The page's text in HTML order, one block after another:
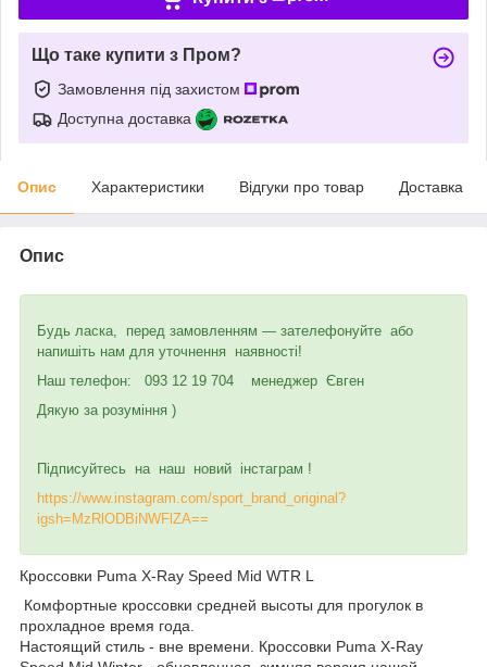
Що таке купити з Пром?
Замовлення під захистом
Доступна доставка
Опис Характеристики Відгуки про товар Доставка
Опис
Будь ласка, перед замовленням — зателефонуйте або
напишіть нам для уточнення наявності!
Наш телефон: 093 12 19 704 менеджер Євген
Дякую за розуміння )
Підписуйтесь на наш новий інстаграм !
https://www.instagram.com/sport_brand_original?
igsh=MzRlODBiNWFlZA==
Кроссовки Puma X-Ray Speed Mid WTR L
Комфортные кроссовки средней высоты для прогулок в
прохладное время года.
Настоящий стиль - вне времени. Кроссовки Puma X-Ray